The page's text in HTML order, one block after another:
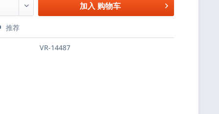
加入 购物车
推荐
VR-14487